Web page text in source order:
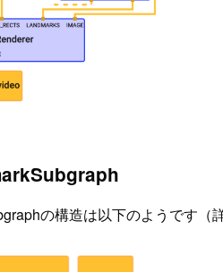
の構造は以下のようです（